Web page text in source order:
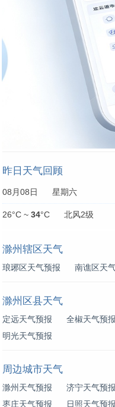
昨日天气回顾
08月08日 星期六
26°C ~ 34°C 北风2级
滁州辖区天气
琅琊区天气预报 南谯区天
滁州区县天气
定远天气预报 全椒天气预报
明光天气预报
周边城市天气
滁州天气预报 济宁天气预报
枣庄天气预报
日照天气预报